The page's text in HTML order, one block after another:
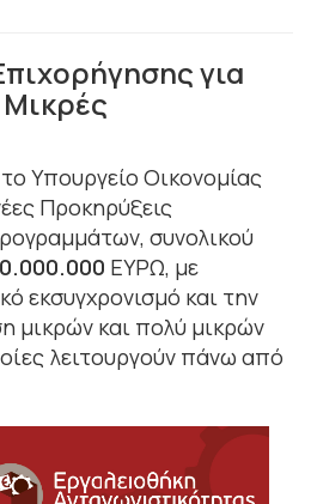
για
Υπουργείο Οικονομίας
Προκηρύξεις
συνολικού
ΕΥΡΩ, με
εκσυγχρονισμό και την
μικρών και πολύ μικρών
λειτουργούν πάνω από